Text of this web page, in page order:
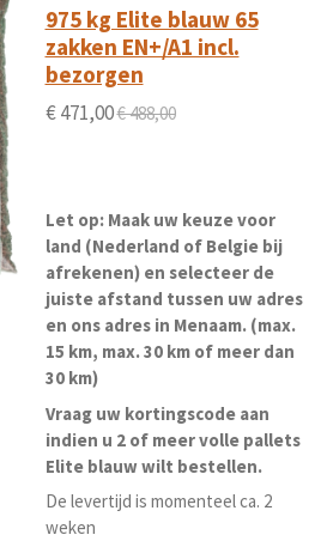
975 kg Elite blauw 65
zakken EN+/A1 incl.
bezorgen
€ 471,00€ 488,00
Let op: Maak uw keuze voor
land (Nederland of Belgie bij
afrekenen) en selecteer de
juiste afstand tussen uw adres
en ons adres in Menaam. (max.
15 km, max. 30 km of meer dan
30 km)
Vraag uw kortingscode aan
indien u 2 of meer volle pallets
Elite blauw wilt bestellen.
De levertijd is momenteel ca. 2
weken